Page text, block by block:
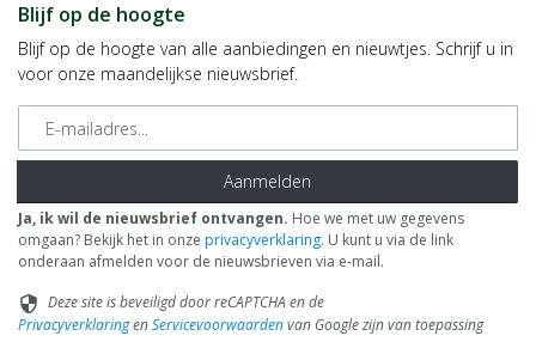
Blijf op de hoogte
Blijf op de hoogte van alle aanbiedingen en nieuwtjes. Schrijf u in
voor onze maandelijkse nieuwsbrief.
E-mailadres
Aanmelden
Ja, ik wil de nieuwsbrief ontvangen. Hoe we met uw gegevens
omgaan? Bekijk het in onze privacyverklaring. U kunt u via de link
onderaan afmelden voor de nieuwsbrieven via e-mail.
security Deze site is beveiligd door reCAPTCHA en de
PrivacyverklaringenServicevoorwaardenvan Google zijn van toepassing